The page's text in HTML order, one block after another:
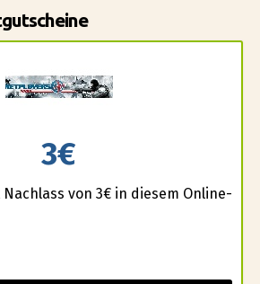
3€
von 3€ in diesem Online-